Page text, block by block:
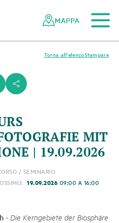
MAPPA
s
Stampare
Torna all'elenco
MIT
| 19.09.2026
/ SEMINARIO
19.09.2026 09:00 A 16:00
- Die Kerngebiete der Biosphäre